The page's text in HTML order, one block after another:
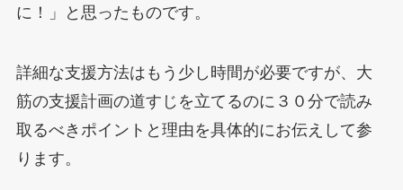
に！」と思ったものです。
詳細な支援方法はもう少し時間が必要ですが、大
筋の支援計画の道すじを立てるのに３０分で読み
取るべきポイントと理由を具体的にお伝えして参
ります。